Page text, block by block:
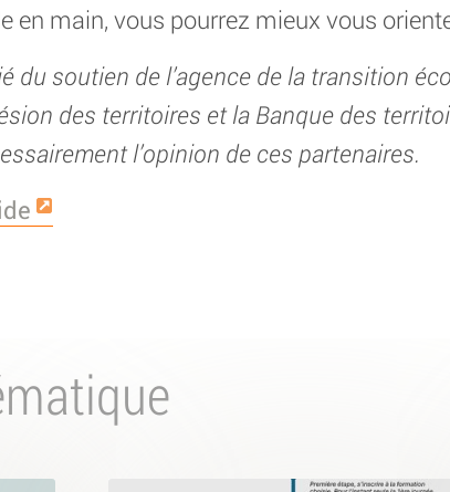
en main, vous pourrez mieux vous
du soutien de l’agence de la transition
des territoires et la Banque des
l’opinion de ces partenaires.